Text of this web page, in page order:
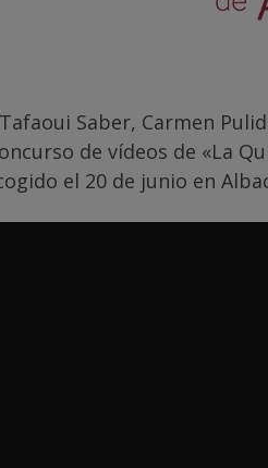
Saber, Carmen
de vídeos de «La
el 20 de junio en